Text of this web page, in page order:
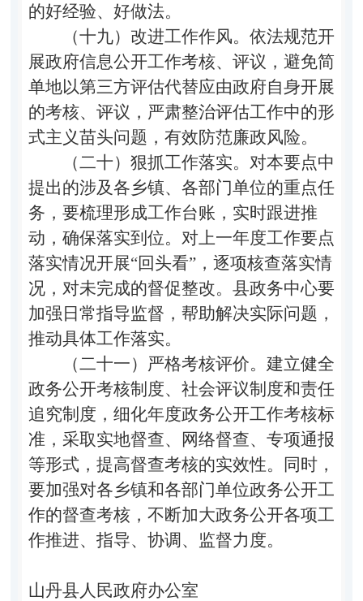
的好经验、好做法。
（十九）改进工作作风。 依法规范开
展政府信息公开工作考核、评议，避免简
单地以第三方评估代替应由政府自身开展
的考核、评议，严肃整治评估工作中的形
式主义苗头问题，有效防范廉政风险。
（二十）狠抓工作落实。 对本要点中
提出的涉及各乡镇、各部门单位的重点任
务，要梳理形成工作台账，实时跟进推
动，确保落实到位。对上一年度工作要点
落实情况开展“回头看”，逐项核查落实情
况，对未完成的督促整改。县政务中心要
加强日常指导监督，帮助解决实际问题，
推动具体工作落实。
（二十一）严格考核评价。 建立健全
政务公开考核制度、社会评议制度和责任
追究制度，细化年度政务公开工作考核标
准，采取实地督查、网络督查、专项通报
等形式，提高督查考核的实效性。同时，
要加强对各乡镇和各部门单位政务公开工
作的督查考核，不断加大政务公开各项工
作推进、指导、协调、监督力度。
山丹县人民政府办公室